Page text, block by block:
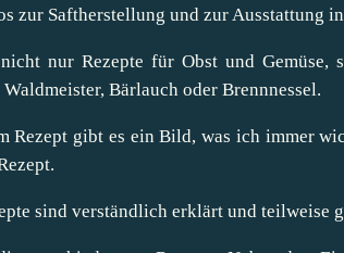
zur Saftherstellung und zur Ausstattung
nur Rezepte für Obst und
Bärlauch oder Brennnessel.
Rezept gibt es ein Bild, was ich immer
sind verständlich erklärt und teilweise